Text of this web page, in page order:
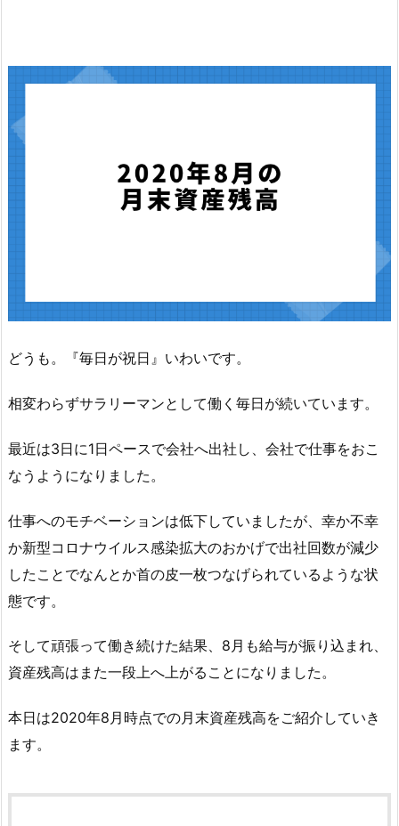
どうも。『毎日が祝日』いわいです。
相変わらずサラリーマンとして働く毎日が続いています。
最近は3日に1日ペースで会社へ出社し、会社で仕事をおこ
なうようになりました。
仕事へのモチベーションは低下していましたが、幸か不幸
か新型コロナウイルス感染拡大のおかげで出社回数が減少
したことでなんとか首の皮一枚つなげられているような状
態です。
そして頑張って働き続けた結果、8月も給与が振り込まれ、
資産残高はまた一段上へ上がることになりました。
本日は2020年8月時点での月末資産残高をご紹介していき
ます。